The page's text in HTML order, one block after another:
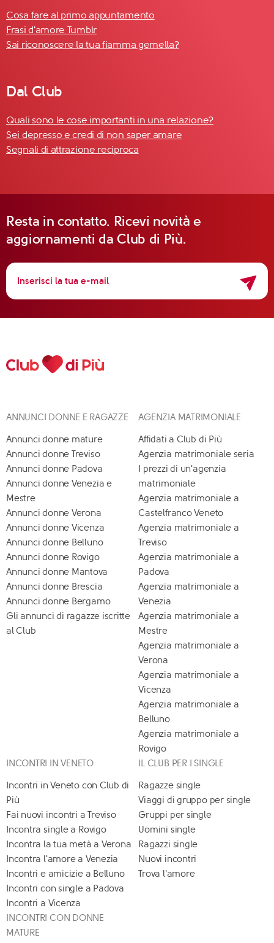
Cosa fare al primo appuntamento
Frasi d'amore Tumblr
Sai riconoscere la tua fiamma gemella?
Dal Club
Quali sono le cose importanti in una relazione?
Sei depresso e credi di non saper amare
Segnali di attrazione reciproca
Resta in contatto. Ricevi novità e
aggiornamenti da Club di Più.
ANNUNCI DONNE E RAGAZZE
Annunci donne mature
Annunci donne Treviso
Annunci donne Padova
Annunci donne Venezia e
Mestre
Annunci donne Verona
Annunci donne Vicenza
Annunci donne Belluno
Annunci donne Rovigo
Annunci donne Mantova
Annunci donne Brescia
Annunci donne Bergamo
Gli annunci di ragazze iscritte
al Club
AGENZIA MATRIMONIALE
Affidati a Club di Più
Agenzia matrimoniale seria
I prezzi di un'agenzia
matrimoniale
Agenzia matrimoniale a
Castelfranco Veneto
Agenzia matrimoniale a
Treviso
Agenzia matrimoniale a
Padova
Agenzia matrimoniale a
Venezia
Agenzia matrimoniale a
Mestre
Agenzia matrimoniale a
Verona
Agenzia matrimoniale a
Vicenza
Agenzia matrimoniale a
Belluno
Agenzia matrimoniale a
Rovigo
INCONTRI IN VENETO
Incontri in Veneto con Club di
Più
Fai nuovi incontri a Treviso
Incontra single a Rovigo
Incontra la tua metà a Verona
Incontra l'amore a Venezia
Incontri e amicizie a Belluno
Incontri con single a Padova
Incontri a Vicenza
IL CLUB PER I SINGLE
Ragazze single
Viaggi di gruppo per single
Gruppi per single
Uomini single
Ragazzi single
Nuovi incontri
Trova l'amore
INCONTRI CON DONNE
MATURE